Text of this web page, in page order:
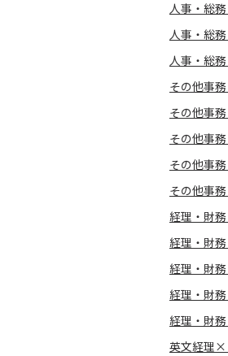
人事・総
人事・総
人事・総
その他事
その他事
その他事
その他事
その他事
経理・財
経理・財
経理・財
経理・財
経理・財
英文経理×